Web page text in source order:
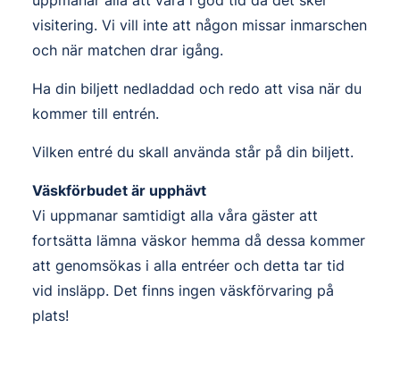
visitering. Vi vill inte att någon missar inmarschen
och när matchen drar igång.
Ha din biljett nedladdad och redo att visa när du
kommer till entrén.
Vilken entré du skall använda står på din biljett.
Väskförbudet är upphävt
Vi uppmanar samtidigt alla våra gäster att
fortsätta lämna väskor hemma då dessa kommer
att genomsökas i alla entréer och detta tar tid
vid insläpp. Det finns ingen väskförvaring på
plats!